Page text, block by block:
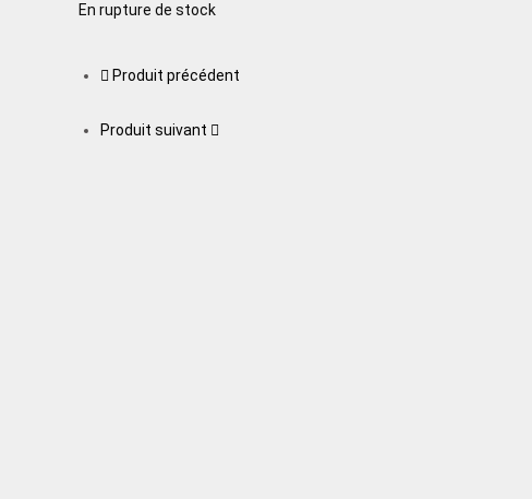
En rupture de stock
Produit précédent
Produit suivant